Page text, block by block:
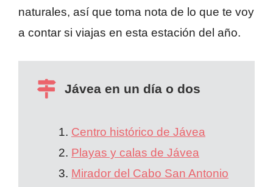
naturales, así que toma nota de lo que te voy
a contar si viajas en esta estación del año.
Jávea en un día o dos
Centro histórico de Jávea
Playas y calas de Jávea
Mirador del Cabo San Antonio